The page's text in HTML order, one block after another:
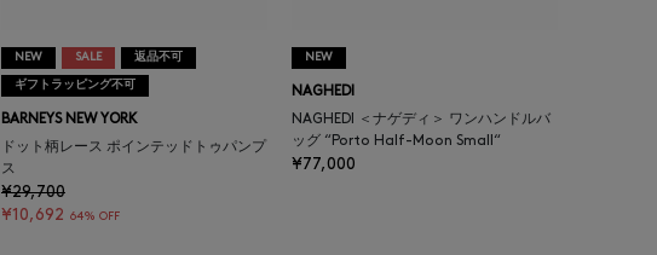
NEW SALE 返品不可
ギフトラッピング不可
BARNEYS NEW YORK
ドット柄レース ポインテッドトゥパンプ
ス
¥29,700
¥10,692 64% OFF
NEW
NAGHEDI
NAGHEDI ＜ナゲディ＞ ワンハンドルバ
ッグ “Porto Half-Moon Small“
¥77,000